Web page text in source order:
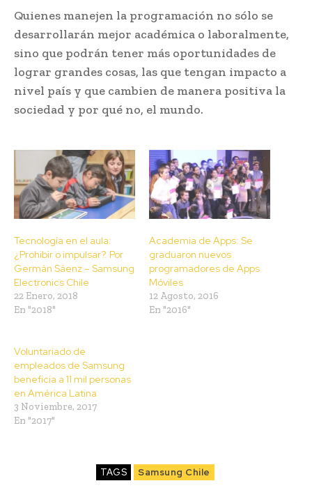
Quienes manejen la programación no sólo se
desarrollarán mejor académica o laboralmente,
sino que podrán tener más oportunidades de
lograr grandes cosas, las que tengan impacto a
nivel país y que cambien de manera positiva la
sociedad y por qué no, el mundo.
Tecnología en el aula:
¿Prohibir o impulsar?. Por
Germán Sáenz – Samsung
Electronics Chile
22 Enero, 2018
En "2018"
Academia de Apps: Se
graduaron nuevos
programadores de Apps
Móviles
12 Agosto, 2016
En "2016"
Voluntariado de
empleados de Samsung
beneficia a 11 mil personas
en América Latina
3 Noviembre, 2017
En "2017"
TAGS Samsung Chile